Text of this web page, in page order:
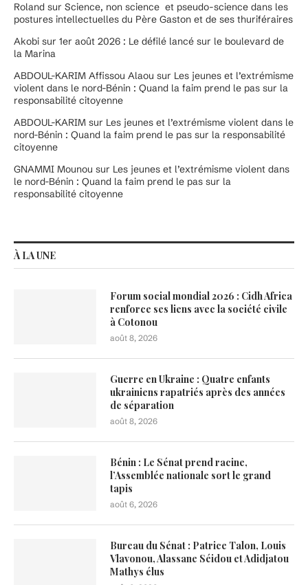
Roland sur Science, non science et pseudo-science dans les
postures intellectuelles du Père Gaston et de ses thuriféraires
Akobi sur 1er août 2026 : Le défilé lancé sur le boulevard de
la Marina
ABDOUL-KARIM Affissou Alaou sur Les jeunes et l’extrémisme
violent dans le nord-Bénin : Quand la faim prend le pas sur la
responsabilité citoyenne
ABDOUL-KARIM sur Les jeunes et l’extrémisme violent dans le
nord-Bénin : Quand la faim prend le pas sur la responsabilité
citoyenne
GNAMMI Mounou sur Les jeunes et l’extrémisme violent dans
le nord-Bénin : Quand la faim prend le pas sur la
responsabilité citoyenne
À LA UNE
Forum social mondial 2026 : Cidh Africa
renforce ses liens avec la société civile
à Cotonou
août 8, 2026
Guerre en Ukraine : Quatre enfants
ukrainiens rapatriés après des années
de séparation
août 8, 2026
Bénin : Le Sénat prend racine,
l’Assemblée nationale sort le grand
tapis
août 6, 2026
Bureau du Sénat : Patrice Talon, Louis
Vlavonou, Alassane Séidou et Adidjatou
Mathys élus